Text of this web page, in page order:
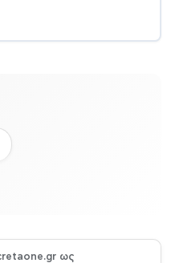
ως